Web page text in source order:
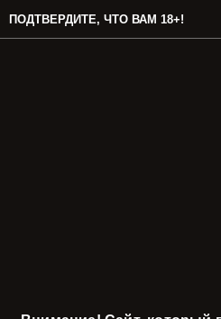
ПОДТВЕРДИТЕ, ЧТО ВАМ 18+!